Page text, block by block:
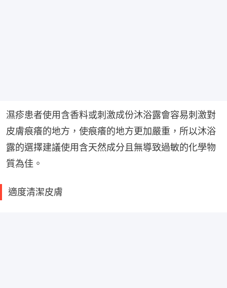
濕疹患者使用含香料或刺激成份沐浴露會容易刺激對
皮膚痕癢的地方，使痕癢的地方更加嚴重，所以沐浴
露的選擇建議使用含天然成分且無導致過敏的化學物
質為佳。
適度清潔皮膚